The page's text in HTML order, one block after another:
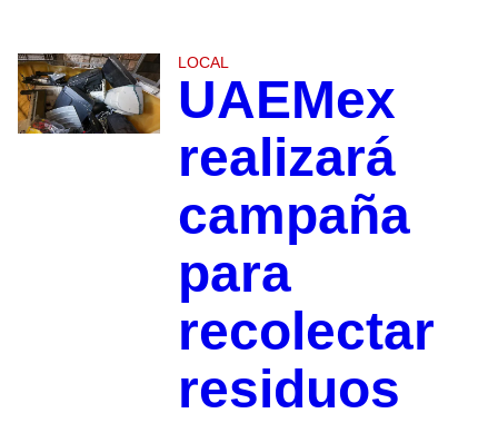
LOCAL
UAEMex
realizará
campaña
para
recolectar
residuos